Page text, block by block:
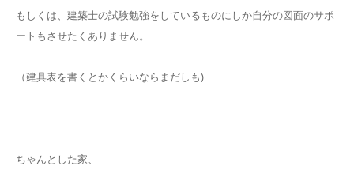
もしくは、建築士の試験勉強をしているものにしか自分の図面のサポ
ートもさせたくありません。
（建具表を書くとかくらいならまだしも)
ちゃんとした家、